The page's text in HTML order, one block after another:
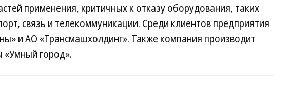
применения, критичных к отказу оборудования, таких
связь и телекоммуникации. Среди клиентов предприятия
и АО «Трансмашхолдинг». Также компания производит
«Умный город».